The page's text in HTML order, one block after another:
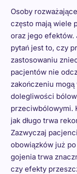
Osoby
często mają wiele
oraz jego efektów.
pytań jest to, czy
zastosowaniu
pacjentów nie
zakończeniu
dolegliwości
przeciwbólowymi.
jak długo trwa
Zazwyczaj
obowiązków już
gojenia trwa
czy efekty